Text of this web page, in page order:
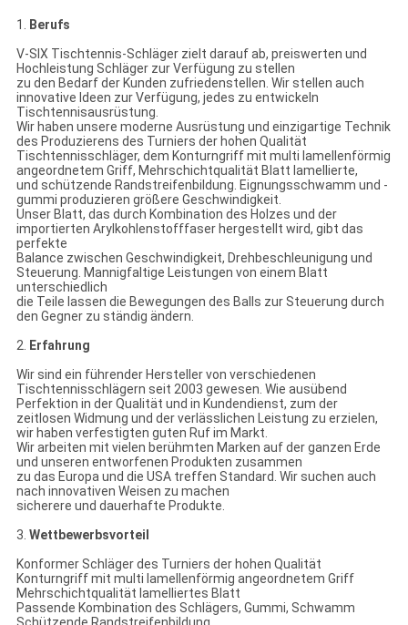
1. Berufs
V-SIX Tischtennis-Schläger zielt darauf ab, preiswerten und
Hochleistung Schläger zur Verfügung zu stellen
zu den Bedarf der Kunden zufriedenstellen. Wir stellen auch
innovative Ideen zur Verfügung, jedes zu entwickeln
Tischtennisausrüstung.
Wir haben unsere moderne Ausrüstung und einzigartige Technik
des Produzierens des Turniers der hohen Qualität
Tischtennisschläger, dem Konturngriff mit multi lamellenförmig
angeordnetem Griff, Mehrschichtqualität Blatt lamellierte,
und schützende Randstreifenbildung. Eignungsschwamm und -
gummi produzieren größere Geschwindigkeit.
Unser Blatt, das durch Kombination des Holzes und der
importierten Arylkohlenstofffaser hergestellt wird, gibt das
perfekte
Balance zwischen Geschwindigkeit, Drehbeschleunigung und
Steuerung. Mannigfaltige Leistungen von einem Blatt
unterschiedlich
die Teile lassen die Bewegungen des Balls zur Steuerung durch
den Gegner zu ständig ändern.
2. Erfahrung
Wir sind ein führender Hersteller von verschiedenen
Tischtennisschlägern seit 2003 gewesen. Wie ausübend
Perfektion in der Qualität und in Kundendienst, zum der
zeitlosen Widmung und der verlässlichen Leistung zu erzielen,
wir haben verfestigten guten Ruf im Markt.
Wir arbeiten mit vielen berühmten Marken auf der ganzen Erde
und unseren entworfenen Produkten zusammen
zu das Europa und die USA treffen Standard. Wir suchen auch
nach innovativen Weisen zu machen
sicherere und dauerhafte Produkte.
3. Wettbewerbsvorteil
Konformer Schläger des Turniers der hohen Qualität
Konturngriff mit multi lamellenförmig angeordnetem Griff
Mehrschichtqualität lamelliertes Blatt
Passende Kombination des Schlägers, Gummi, Schwamm